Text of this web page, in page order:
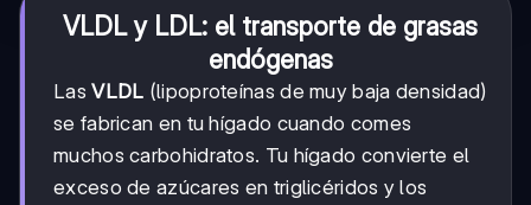
VLDL y LDL: el transporte de grasas
endógenas
LasVLDL (lipoproteínas de muy baja densidad)
se fabrican en tu hígado cuando comes
muchos carbohidratos. Tu hígado convierte el
exceso de azúcares en triglicéridos y los